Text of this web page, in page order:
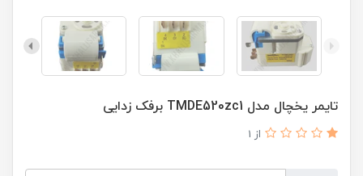
تایمر یخچال مدل TMDE520zc1 برفک زدایی
از 1